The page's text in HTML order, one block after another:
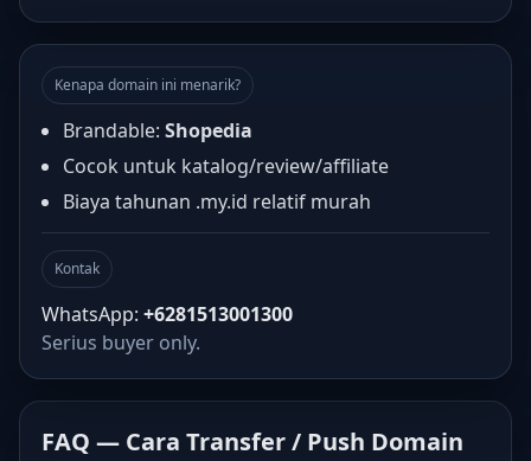
Kenapa domain ini menarik?
Brandable: Shopedia
Cocok untuk katalog/review/affiliate
Biaya tahunan .my.id relatif murah
Kontak
WhatsApp: +6281513001300
Serius buyer only.
FAQ — Cara Transfer / Push Domain